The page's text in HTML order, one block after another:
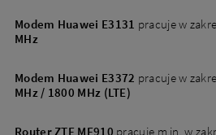
Modem Huawei E3131 pracuje w
MHz
Modem Huawei E3372 pracuje w
MHz / 1800 MHz (LTE)
Router ZTE MF910 pracuje m.in. w